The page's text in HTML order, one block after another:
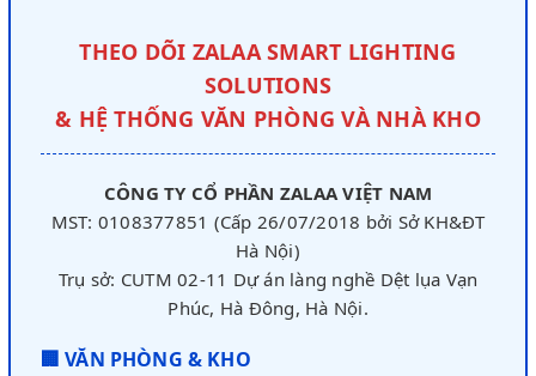
THEO DÕI ZALAA SMART LIGHTING
SOLUTIONS
& HỆ THỐNG VĂN PHÒNG VÀ NHÀ KHO
CÔNG TY CỔ PHẦN ZALAA VIỆT NAM
MST: 0108377851 (Cấp 26/07/2018 bởi Sở KH&ĐT
Hà Nội)
Trụ sở: CUTM 02-11 Dự án làng nghề Dệt lụa Vạn
Phúc, Hà Đông, Hà Nội.
🏢 VĂN PHÒNG & KHO